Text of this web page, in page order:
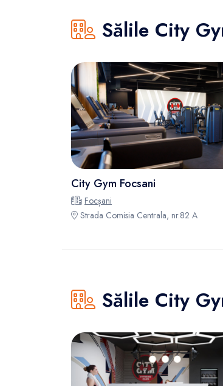
Sălile City
City Gym Focsani
Focșani
Strada Comisia Centrala, nr.82 A
Sălile City